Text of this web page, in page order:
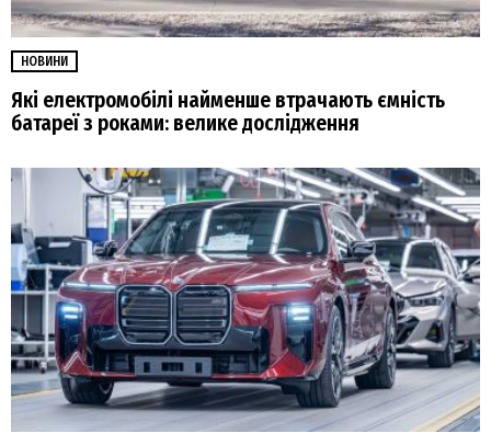
НОВИНИ
Які електромобілі найменше втрачають ємність
батареї з роками: велике дослідження